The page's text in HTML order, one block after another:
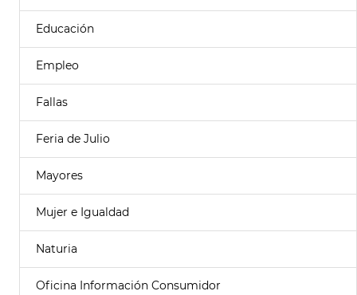
Educación
Empleo
Fallas
Feria de Julio
Mayores
Mujer e Igualdad
Naturia
Oficina Información Consumidor